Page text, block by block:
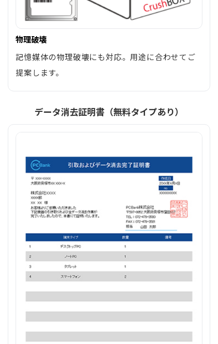
物理破壊
記憶媒体の物理破壊にも対応。用途に合わせてご
提案します。
データ消去証明書（無料タイプあり）